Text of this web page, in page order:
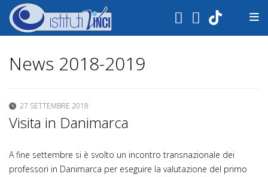
.
News 2018-2019
27 SETTEMBRE 2018
Visita in Danimarca
A fine settembre si è svolto un incontro transnazionale dei
professori in Danimarca per eseguire la valutazione del primo